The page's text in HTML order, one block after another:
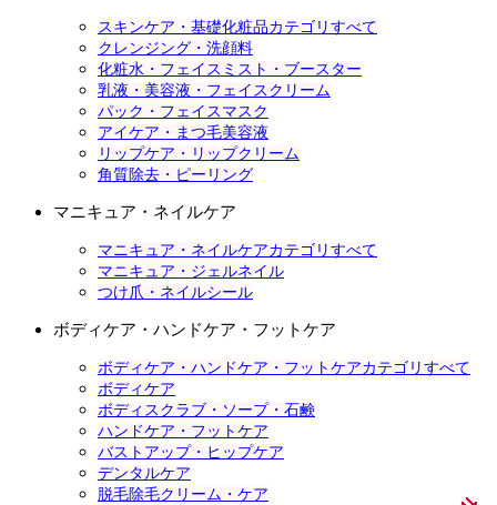
スキンケア・基礎化粧品カテゴリすべて
クレンジング・洗顔料
化粧水・フェイスミスト・ブースター
乳液・美容液・フェイスクリーム
パック・フェイスマスク
アイケア・まつ毛美容液
リップケア・リップクリーム
角質除去・ピーリング
マニキュア・ネイルケア
マニキュア・ネイルケアカテゴリすべて
マニキュア・ジェルネイル
つけ爪・ネイルシール
ボディケア・ハンドケア・フットケア
ボディケア・ハンドケア・フットケアカテゴリすべて
ボディケア
ボディスクラブ・ソープ・石鹸
ハンドケア・フットケア
バストアップ・ヒップケア
デンタルケア
脱毛除毛クリーム・ケア